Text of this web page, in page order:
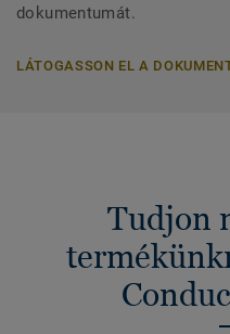
dokumentumát.
LÁTOGASSON EL A
Tudjon